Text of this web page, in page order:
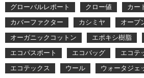
グローバルレポート
クロー値
カー
カバーファクター
カシミヤ
オープ
オーガニックコットン
エポキシ樹脂
エコパスポート
エコバッグ
エコテ
エコテックス
ウール ウォータジェ